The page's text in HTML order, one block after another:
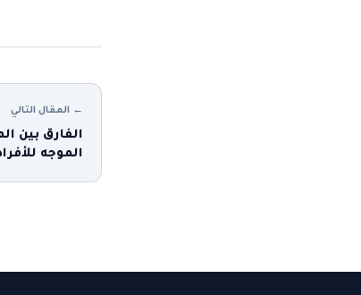
← المقال التالي
الفارق بين
الموجه